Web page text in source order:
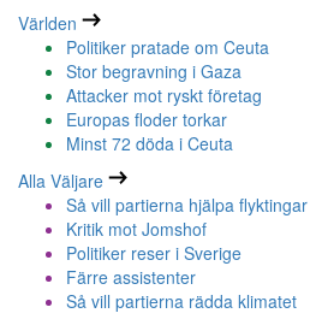
Världen
Politiker pratade om Ceuta
Stor begravning i Gaza
Attacker mot ryskt företag
Europas floder torkar
Minst 72 döda i Ceuta
Alla Väljare
Så vill partierna hjälpa flyktingar
Kritik mot Jomshof
Politiker reser i Sverige
Färre assistenter
Så vill partierna rädda klimatet